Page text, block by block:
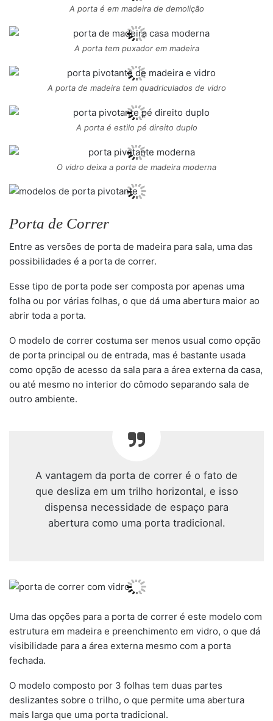
A porta é em madeira de demolição
A porta tem puxador em madeira
A porta de madeira tem quadriculados de vidro
A porta é estilo pé direito duplo
O vidro deixa a porta de madeira moderna
Porta de Correr
Entre as versões de porta de madeira para sala, uma das
possibilidades é a porta de correr.
Esse tipo de porta pode ser composta por apenas uma
folha ou por várias folhas, o que dá uma abertura maior ao
abrir toda a porta.
O modelo de correr costuma ser menos usual como opção
de porta principal ou de entrada, mas é bastante usada
como opção de acesso da sala para a área externa da casa,
ou até mesmo no interior do cômodo separando sala de
outro ambiente.
A vantagem da porta de correr é o fato de
que desliza em um trilho horizontal, e isso
dispensa necessidade de espaço para
abertura como uma porta tradicional.
Uma das opções para a porta de correr é este modelo com
estrutura em madeira e preenchimento em vidro, o que dá
visibilidade para a área externa mesmo com a porta
fechada.
O modelo composto por 3 folhas tem duas partes
deslizantes sobre o trilho, o que permite uma abertura
mais larga que uma porta tradicional.